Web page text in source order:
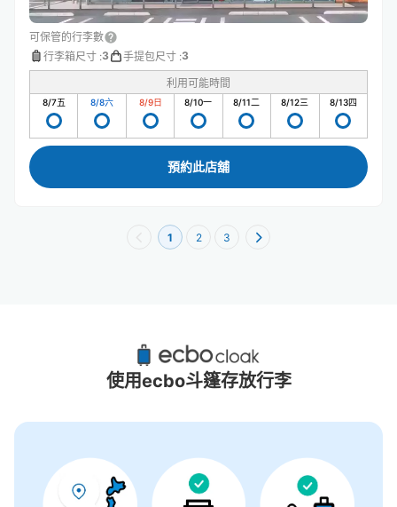
可保管的行李數
行李箱尺寸 :3 手提包尺寸 :3
利用可能時間
8/7五 8/8六 8/9日 8/10一 8/11二 8/12三 8/13四
預約此店舖
1 2 3
練馬站附近推薦的寄物櫃
3個投幣式置物櫃
使用ecbo斗篷存放行李